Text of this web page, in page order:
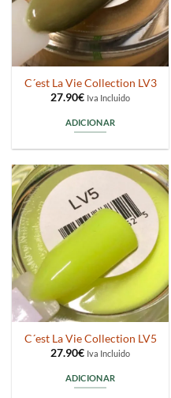
C´est La Vie Collection LV3
27.90€ Iva Incluido
ADICIONAR
C´est La Vie Collection LV5
27.90€ Iva Incluido
ADICIONAR